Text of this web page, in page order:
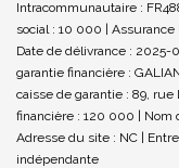
Intracommunautaire :
social : 10 000 | Assurance
Date de délivrance : 2025-
garantie financière :
caisse de garantie : 89,
financière : 120 000 | Nom
Adresse du site : NC |
indépendante